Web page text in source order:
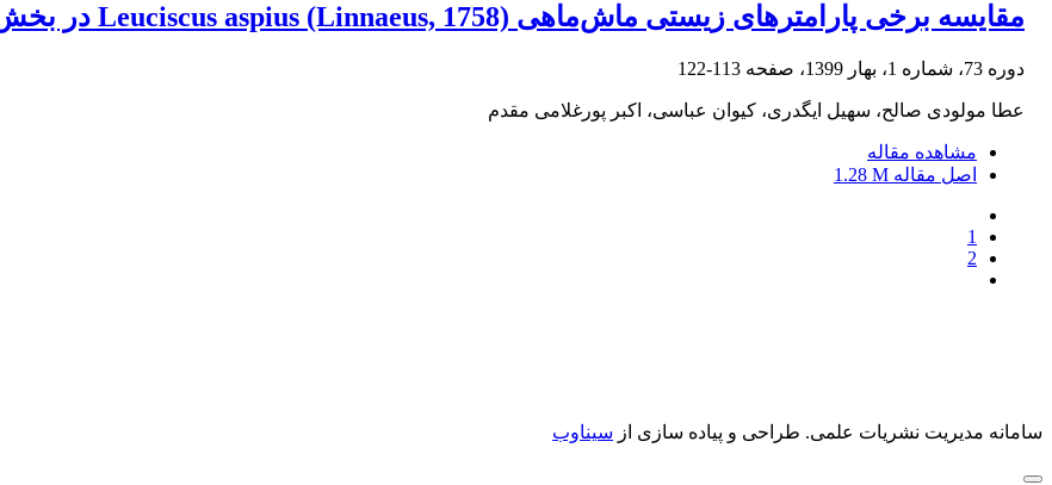
مقایسه برخی پارامترهای زیستی ماش‌ماهی Leuciscus aspius (Linnaeus, 1758) در بخش جنوب‌غربی حوضه دریای خزر
دوره 73، شماره 1، بهار 1399، صفحه 113-122
عطا مولودی صالح، سهیل ایگدری، کیوان عباسی، اکبر پورغلامی مقدم
مشاهده مقاله
اصل مقاله 1.28 M
1
2
سامانه مدیریت نشریات علمی. طراحی و پیاده سازی از سیناوب